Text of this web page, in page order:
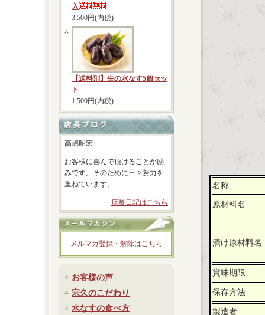
入
3,500円(内税)
【送料別】生の水なす5個セッ
ト
1,500円(内税)
高嶋昭宏
お客様に喜んで頂けることが励
みです。そのために日々努力を
重ねています。
店長日記はこちら
メルマガ登録・解除はこちら
お客様の声
宗久のこだわり
水なすの食べ方
名称
原材料名
漬け原材料名
賞味期限
保存方法
製造者